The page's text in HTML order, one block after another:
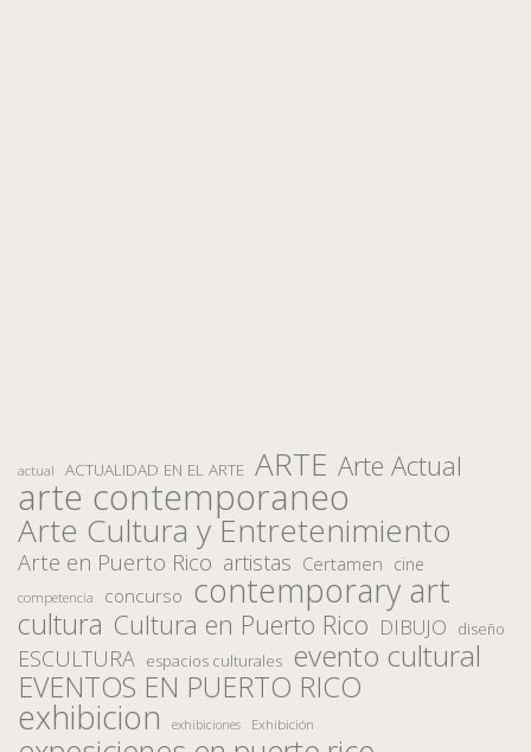
actual ACTUALIDAD EN EL ARTE ARTE Arte Actual
arte contemporaneo
Arte Cultura y Entretenimiento
Arte en Puerto Rico artistas Certamen cine
competencia concurso contemporary art
cultura Cultura en Puerto Rico DIBUJO diseño
ESCULTURA espacios culturales evento cultural
EVENTOS EN PUERTO RICO
exhibicion exhibiciones Exhibición